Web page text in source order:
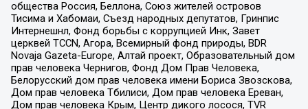
общества Россия, Беллона, Союз жителей островов
Тисима и Хабомаи, Съезд народных депутатов, Гринпис
Интернешнл, Фонд борьбы с коррупцией Инк, Завет
церквей TCCN, Агора, Всемирный фонд природы, BDR
Novaja Gazeta-Europe, Алтай проект, Образовательный дом
прав человека Чернигов, Фонд Дом Прав Человека,
Белорусский дом прав человека имени Бориса Звозскова,
Дом прав человека Тбилиси, Дом прав человека Ереван,
Дом прав человека Крым, Центр дикого лосося, TVR